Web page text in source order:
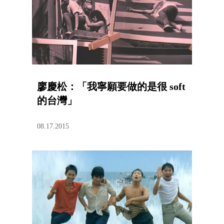
廖慶松：「我寧願要做的是很 soft
的台灣」
08.17.2015